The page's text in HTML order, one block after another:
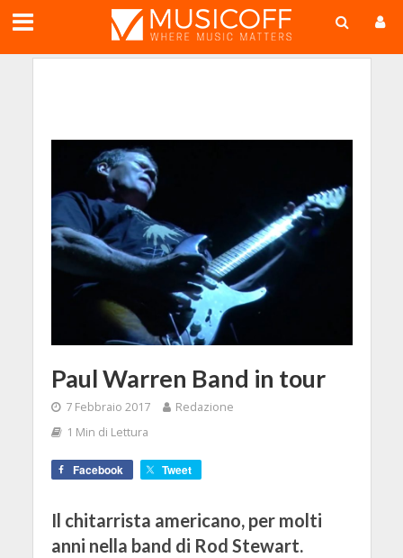
Paul Warren Band in tour
7 Febbraio 2017
Redazione
1 Min di Lettura
Facebook Tweet
Il chitarrista americano, per molti
anni nella band di Rod Stewart.